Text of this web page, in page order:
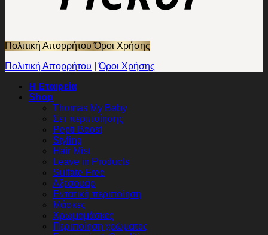
Πολιτική Απορρήτου Όροι Χρήσης
Πολιτική Απορρήτου |Όροι Χρήσης
Η Εταιρεία
Shop
Thomas My Baby
Σετ περιποίησης
Pepti Boost
Styling
Hair Mist
Leave in Products
Sulfate Free
Αξεσουάρ
Εντατική περιποίηση
Μάσκες
Χρωμομάσκες
Περιποίηση χρώματος